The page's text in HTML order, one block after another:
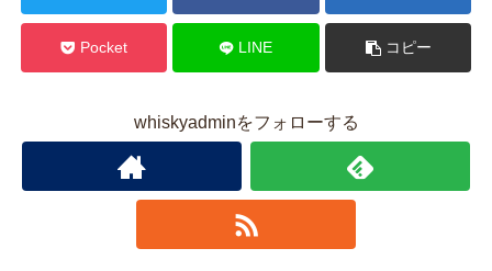
Pocket LINE コピー
whiskyadminをフォローする